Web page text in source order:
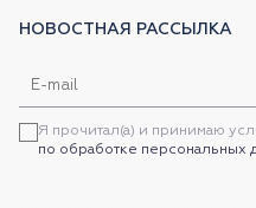
НОВОСТНАЯ РАССЫЛКА
Я прочитал(а) и принимаю
по обработке персональных